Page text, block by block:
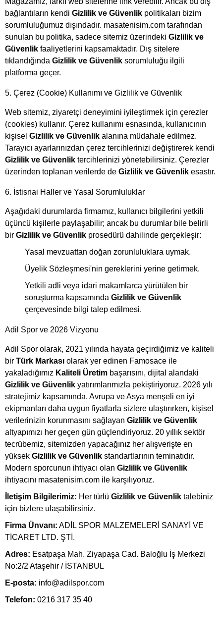
bağlantıların kendi Gizlilik ve Güvenlik politikaları bizim
sorumluluğumuz dışındadır. masatenisim.com tarafından
sunulan bu politika, sadece sitemiz üzerindeki Gizlilik ve
Güvenlik faaliyetlerini kapsamaktadır. Dış sitelere
tıklandığında Gizlilik ve Güvenlik sorumluluğu ilgili
platforma geçer.
5. Çerez (Cookie) Kullanımı ve Gizlilik ve Güvenlik
Web sitemiz, ziyaretçi deneyimini iyileştirmek için çerezler
(cookies) kullanır. Çerez kullanımı esnasında, kullanıcının
kişisel Gizlilik ve Güvenlik alanına müdahale edilmez.
Tarayıcı ayarlarınızdan çerez tercihlerinizi değiştirerek kendi
Gizlilik ve Güvenlik tercihlerinizi yönetebilirsiniz. Çerezler
üzerinden toplanan verilerde de Gizlilik ve Güvenlik esastır.
6. İstisnai Haller ve Yasal Sorumluluklar
Aşağıdaki durumlarda firmamız, kullanıcı bilgilerini yetkili
üçüncü kişilerle paylaşabilir; ancak bu durumlar bile belirli
bir Gizlilik ve Güvenlik prosedürü dahilinde gerçekleşir:
Yasal mevzuattan doğan zorunluluklara uymak.
Üyelik Sözleşmesi'nin gereklerini yerine getirmek.
Yetkili adli veya idari makamlarca yürütülen bir
soruşturma kapsamında Gizlilik ve Güvenlik
çerçevesinde bilgi talep edilmesi.
Adil Spor ve 2026 Vizyonu
Adil Spor olarak, 2021 yılında hayata geçirdiğimiz ve kaliteli
bir Türk Markası olarak yer edinen Famosace ile
yakaladığımız Kaliteli Üretim başarısını, dijital alandaki
Gizlilik ve Güvenlik yatırımlarımızla pekiştiriyoruz. 2026 yılı
stratejimiz kapsamında, Avrupa ve Asya menşeli en iyi
ekipmanları daha uygun fiyatlarla sizlere ulaştırırken, kişisel
verilerinizin korunmasını sağlayan Gizlilik ve Güvenlik
altyapımızı her geçen gün güçlendiriyoruz. 20 yıllık sektör
tecrübemiz, sitemizden yapacağınız her alışverişte en
yüksek Gizlilik ve Güvenlik standartlarının teminatıdır.
Modern sporcunun ihtiyacı olan Gizlilik ve Güvenlik
ihtiyacını masatenisim.com ile karşılıyoruz.
İletişim Bilgilerimiz: Her türlü Gizlilik ve Güvenlik talebiniz
için bizlere ulaşabilirsiniz.
Firma Ünvanı: ADİL SPOR MALZEMELERİ SANAYİ VE
TİCARET LTD. ŞTİ.
Adres: Esatpaşa Mah. Ziyapaşa Cad. Baloğlu İş Merkezi
No:2/2 Ataşehir / İSTANBUL
E-posta: info@adilspor.com
Telefon: 0216 317 35 40